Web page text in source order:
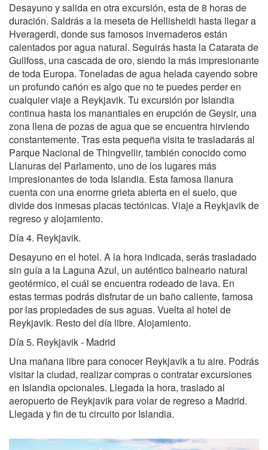
Desayuno y salida en otra excursión, esta de 8 horas de
duración. Saldrás a la meseta de Hellisheidi hasta llegar a
Hveragerdi, donde sus famosos invernaderos están
calentados por agua natural. Seguirás hasta la Catarata de
Gullfoss, una cascada de oro, siendo la más impresionante
de toda Europa. Toneladas de agua helada cayendo sobre
un profundo cañón es algo que no te puedes perder en
cualquier viaje a Reykjavik. Tu excursión por Islandia
continua hasta los manantiales en erupción de Geysir, una
zona llena de pozas de agua que se encuentra hirviendo
constantemente. Tras esta pequeña visita te trasladarás al
Parque Nacional de Thingvellir, también conocido como
Llanuras del Parlamento, uno de los lugares más
impresionantes de toda Islandia. Esta famosa llanura
cuenta con una enorme grieta abierta en el suelo, que
divide dos inmesas placas tectónicas. Viaje a Reykjavik de
regreso y alojamiento.
Día 4. Reykjavik.
Desayuno en el hotel. A la hora indicada, serás trasladado
sin guía a la Laguna Azul, un auténtico balneario natural
geotérmico, el cuál se encuentra rodeado de lava. En
estas termas podrás disfrutar de un baño caliente, famosa
por las propiedades de sus aguas. Vuelta al hotel de
Reykjavik. Resto del día libre. Alojamiento.
Día 5. Reykjavik - Madrid
Una mañana libre para conocer Reykjavik a tu aire. Podrás
visitar la ciudad, realizar compras o contratar excursiones
en Islandia opcionales. Llegada la hora, traslado al
aeropuerto de Reykjavik para volar de regreso a Madrid.
Llegada y fin de tu circuito por Islandia.